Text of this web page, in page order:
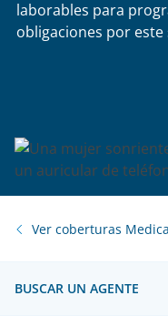
laborables para
obligaciones por este
Ver coberturas
BUSCAR UN AGENTE